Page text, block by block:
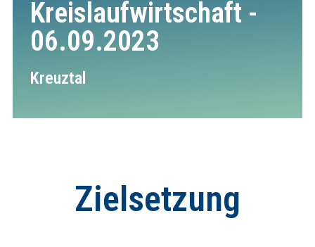
Kreislaufwirtschaft -
06.09.2023
Kreuztal
Zielsetzung